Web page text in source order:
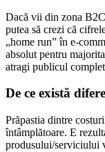
Dacă vii din zona
putea să crezi că
„home run” în e-
absolut pentru
atragi publicul
De ce există
Prăpastia dintre
întâmplătoare. E
produsului/serviciului